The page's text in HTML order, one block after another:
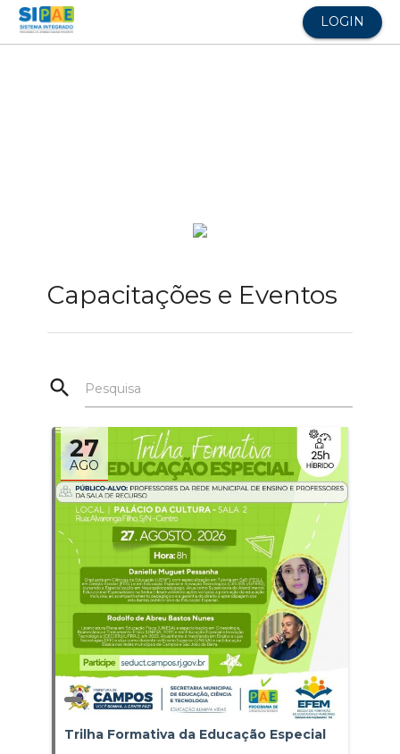
LOGIN
Capacitações e Eventos
search Pesquisa
27
AGO
Trilha Formativa da Educação Especial